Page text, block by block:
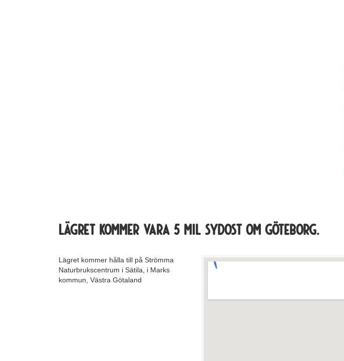
Lägret kommer vara 5 mil sydost om Göteborg.
Lägret kommer hålla till på Strömma
Naturbrukscentrum i Sätila, i Marks
kommun, Västra Götaland